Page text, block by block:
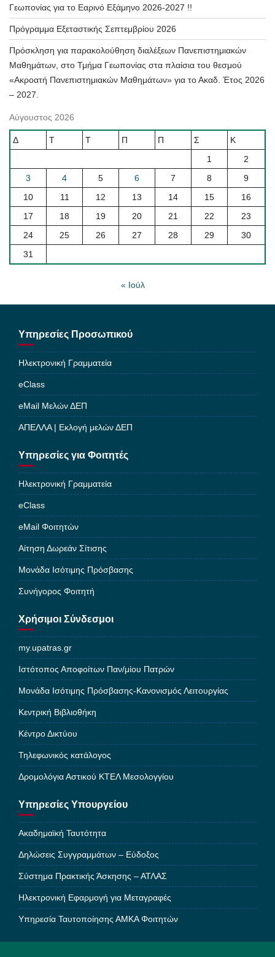
Γεωπονίας για το Εαρινό Εξάμηνο 2026-2027 !!
Πρόγραμμα Εξεταστικής Σεπτεμβρίου 2026
Πρόσκληση για παρακολούθηση διαλέξεων Πανεπιστημιακών
Μαθημάτων, στο Τμήμα Γεωπονίας στα πλαίσια του θεσμού
«Ακροατή Πανεπιστημιακών Μαθημάτων» για το Ακαδ. Έτος 2026
– 2027.
Αύγουστος 2026
Δ Τ Τ Π Π Σ
Κ
1
2
3
4 5 6 7 8
9
10
11 12 13 14 15
16
17
18 19 20 21 22
23
24
25 26 27 28 29
30
31
« Ιούλ
Υπηρεσίες Προσωπικού
Ηλεκτρονική Γραμματεία
eClass
eMail Μελών ΔΕΠ
ΑΠΕΛΛΑ | Εκλογή μελών ΔΕΠ
Υπηρεσίες για Φοιτητές
Ηλεκτρονική Γραμματεία
eClass
eMail Φοιτητών
Αίτηση Δωρεάν Σίτισης
Μονάδα Ισότιμης Πρόσβασης
Συνήγορος Φοιτητή
Χρήσιμοι Σύνδεσμοι
my.upatras.gr
Ιστότοπος Αποφοίτων Παν/μίου Πατρών
Μονάδα Ισότιμης Πρόσβασης-Κανονισμός Λειτουργίας
Κεντρική Βιβλιοθήκη
Κέντρο Δικτύου
Τηλεφωνικός κατάλογος
Δρομολόγια Αστικού ΚΤΕΛ Μεσολογγίου
Υπηρεσίες Υπουργείου
Ακαδημαϊκή Ταυτότητα
Δηλώσεις Συγγραμμάτων – Εύδοξος
Σύστημα Πρακτικής Άσκησης – ΑΤΛΑΣ
Ηλεκτρονική Εφαρμογή για Μεταγραφές
Υπηρεσία Ταυτοποίησης ΑΜΚΑ Φοιτητών